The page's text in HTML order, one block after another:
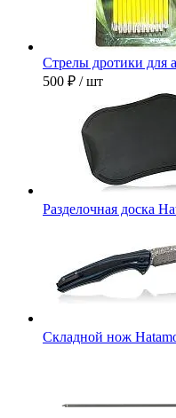
Стрелы дротики для
500 ₽ / шт
Разделочная доска
Складной нож